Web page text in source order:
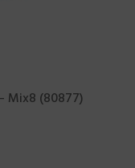
Mix8 (80877)